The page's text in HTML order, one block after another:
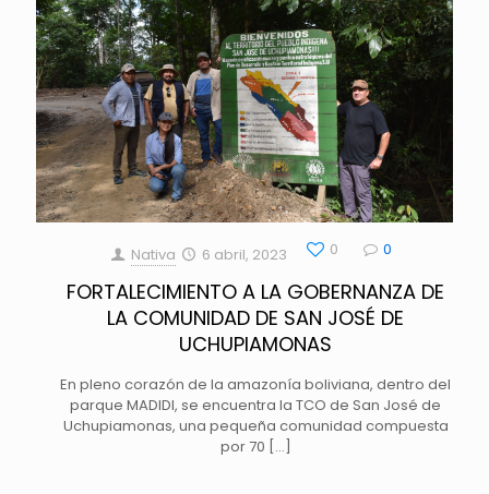
Nativa 6 abril, 2023 0 0
FORTALECIMIENTO A LA GOBERNANZA DE
LA COMUNIDAD DE SAN JOSÉ DE
UCHUPIAMONAS
En pleno corazón de la amazonía boliviana, dentro del
parque MADIDI, se encuentra la TCO de San José de
Uchupiamonas, una pequeña comunidad compuesta
por 70 […]